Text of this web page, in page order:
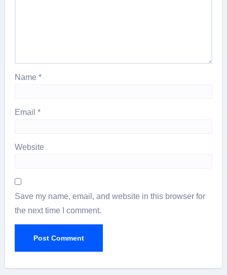
Name*
Email*
Website
Save my name, email, and website in this browser for
the next time I comment.